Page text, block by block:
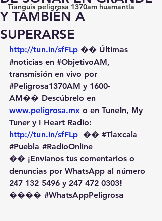
Tianguis peligrosa 1370am huamantla
Y TAMBIÉN A
SUPERARSE
http://tun.in/sfFLp �� Últimas
#noticias en #ObjetivoAM,
transmisión en vivo por
#Peligrosa1370AM y 1600-
AM��️ Descúbrelo en
www.peligrosa.mx o en TuneIn, My
Tuner y I Heart Radio:
http://tun.in/sfFLp �� #Tlaxcala
#Puebla #RadioOnline
�� ¡Envíanos tus comentarios o
denuncias por WhatsApp al número
247 132 5496 y 247 472 0303!
��️�� #WhatsAppPeligrosa